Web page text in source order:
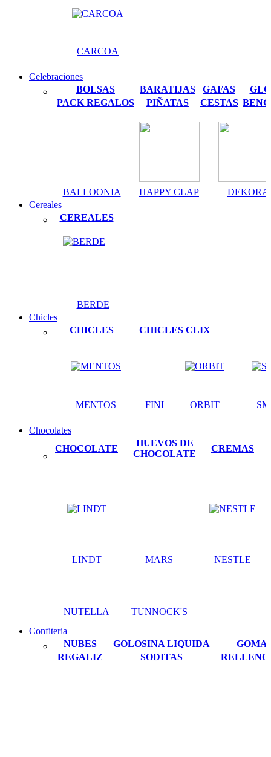
CARCOA
Celebraciones
BOLSAS
BARATIJAS GAFAS
PACK REGALOS
PIÑATAS CESTAS
BALLOONIA HAPPY CLAP
DEKORA
Cereales
CEREALES
BERDE
Chicles
CHICLES
CHICLES CLIX
MENTOS FINI ORBIT
Chocolates
CHOCOLATE
HUEVOS DE
CHOCOLATE
CREMAS
LINDT MARS NESTLE
NUTELLA
TUNNOCK'S
Confiteria
NUBES
GOLOSINA LIQUIDA
REGALIZ
SODITAS